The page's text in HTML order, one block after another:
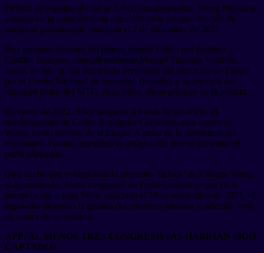
Debido al respaldo al cual se habría comprometido, Wong Pujada se
abstuvo en la votación de la admisión de la primera moción de
vacancia presidencial, realizada el 7 de diciembre de 2021.
Dos semanas después del primer intento fallido por destituir a
Castillo Terrones, coincidentemente Manuel Talavera Valdivia,
asesor de Wong, fue nombrado presidente del directorio de Enapu
por el Fondo Nacional de Inversión (Fonafe), a sugerencia del
entonces titular del MTC, Juan Silva, ahora prófugo de la justicia.
En enero de 2022, Silva propuso, a través de un oficio, el
nombramiento de Carlos Rodríguez Cervantes, otro asesor de
Wong, como director de la Enapu. A pesar de la insistencia del
exministro, Fonafe desestimó la designación por no presentar el
perfil adecuado.
Otro hecho que evidenciaría el presunto ‘fichaje’ de Enrique Wong
al denominado ‘brazo congresal’ de Pedro Castillo es que en la
interpelación a Juan Silva, realizada el 18 de noviembre de 2021, el
legislador defendió la gestión del entonces ministro y, además, votó
en contra de su censura.
APP: AL MENOS TRES CONGRESISTAS HABRÍAN SIDO
CAPTADOS